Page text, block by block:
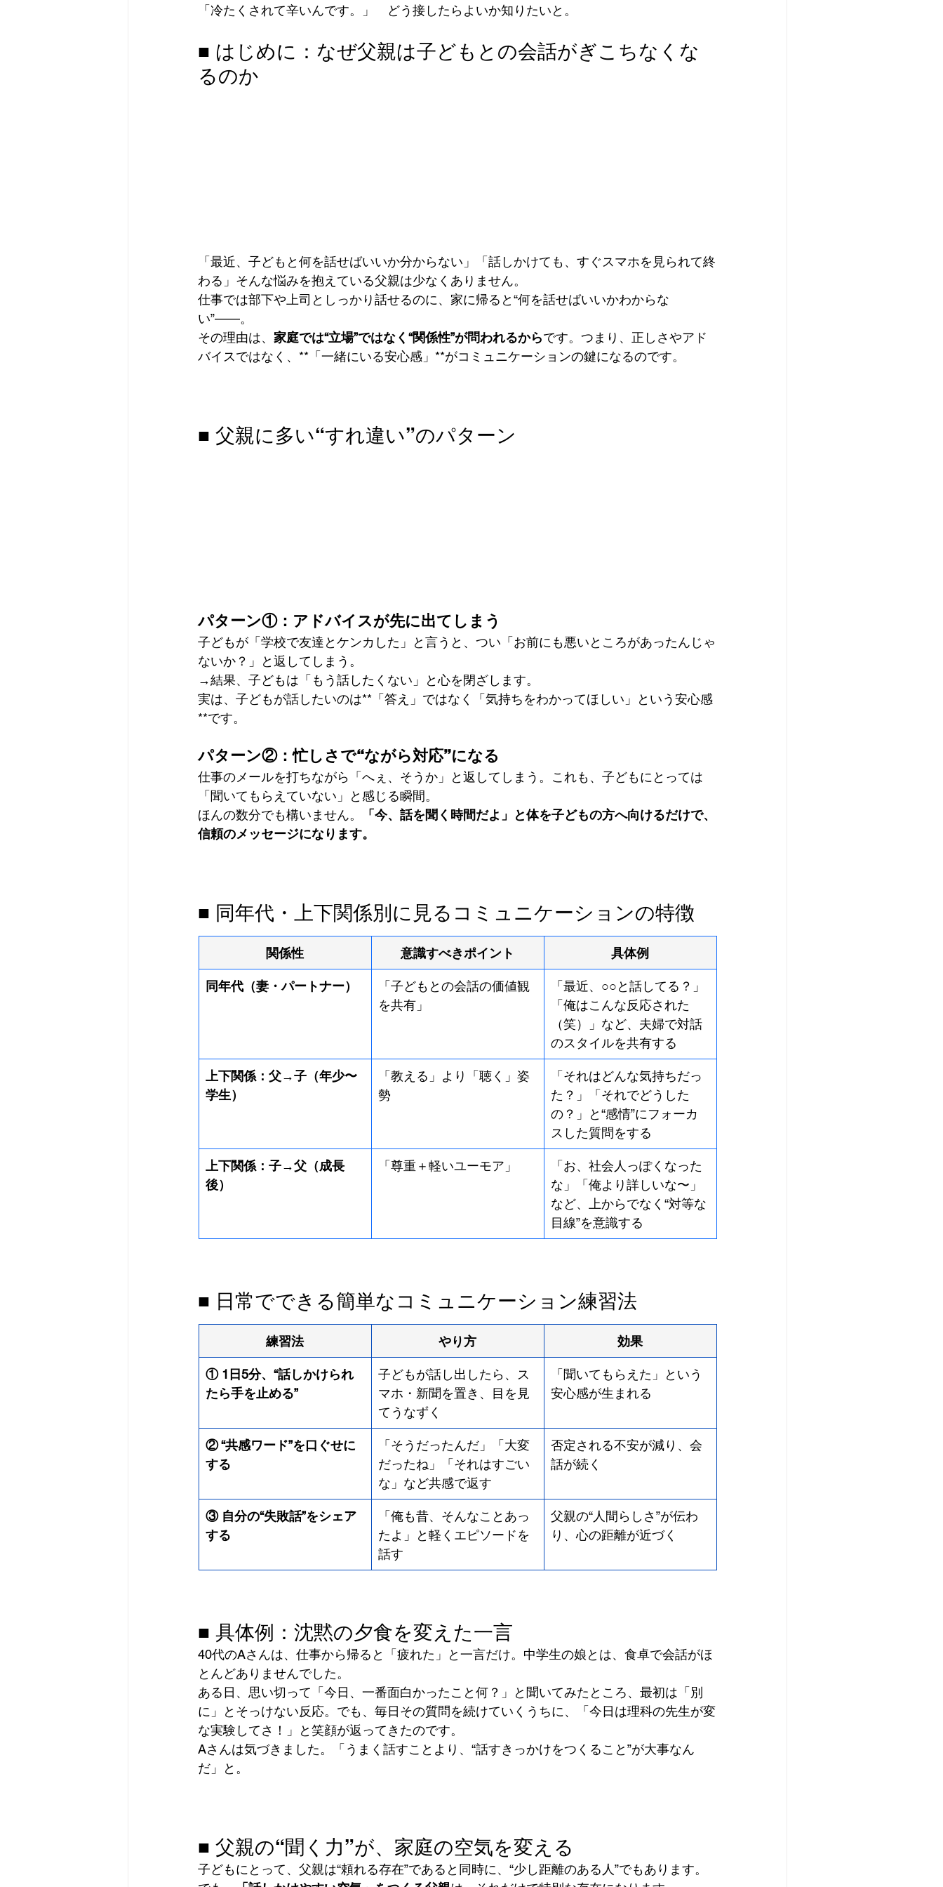
「冷たくされて辛いんです。」　どう接したらよいか知りたいと。
■ はじめに：なぜ父親は子どもとの会話がぎこちなくな
るのか
「最近、子どもと何を話せばいいか分からない」「話しかけても、すぐスマホを見られて終
わる」そんな悩みを抱えている父親は少なくありません。
仕事では部下や上司としっかり話せるのに、家に帰ると“何を話せばいいかわからな
い”——。
その理由は、 家庭では“立場”ではなく“関係性”が問われるからです。つまり、正しさやアド
バイスではなく、**「一緒にいる安心感」**がコミュニケーションの鍵になるのです。
■ 父親に多い“すれ違い”のパターン
パターン①：アドバイスが先に出てしまう
子どもが「学校で友達とケンカした」と言うと、つい「お前にも悪いところがあったんじゃ
ないか？」と返してしまう。
→結果、子どもは「もう話したくない」と心を閉ざします。
実は、子どもが話したいのは**「答え」ではなく「気持ちをわかってほしい」という安心感
**です。
パターン②：忙しさで“ながら対応”になる
仕事のメールを打ちながら「へぇ、そうか」と返してしまう。これも、子どもにとっては
「聞いてもらえていない」と感じる瞬間。
ほんの数分でも構いません。
「今、話を聞く時間だよ」と体を子どもの方へ向けるだけで、
信頼のメッセージになります。
■ 同年代・上下関係別に見るコミュニケーションの特徴
関係性 意識すべきポイント 具体例
同年代（妻・パートナー）
「子どもとの会話の価値観
を共有」
「最近、○○と話してる？」
「俺はこんな反応された
（笑）」など、夫婦で対話
のスタイルを共有する
上下関係：父→子（年少〜
学生）
「教える」より「聴く」姿
勢
「それはどんな気持ちだっ
た？」「それでどうした
の？」と“感情”にフォーカ
スした質問をする
上下関係：子→父（成長
後）
「尊重＋軽いユーモア」
「お、社会人っぽくなった
な」「俺より詳しいな〜」
など、上からでなく“対等な
目線”を意識する
■ 日常でできる簡単なコミュニケーション練習法
練習法 やり方 効果
① 1日5分、“話しかけられ
たら手を止める”
子どもが話し出したら、ス
マホ・新聞を置き、目を見
てうなずく
「聞いてもらえた」という
安心感が生まれる
② “共感ワード”を口ぐせに
する
「そうだったんだ」「大変
だったね」「それはすごい
な」など共感で返す
否定される不安が減り、会
話が続く
③ 自分の“失敗話”をシェア
する
「俺も昔、そんなことあっ
たよ」と軽くエピソードを
話す
父親の“人間らしさ”が伝わ
り、心の距離が近づく
■ 具体例：沈黙の夕食を変えた一言
40代のAさんは、仕事から帰ると「疲れた」と一言だけ。中学生の娘とは、食卓で会話がほ
とんどありませんでした。
ある日、思い切って「今日、一番面白かったこと何？」と聞いてみたところ、最初は「別
に」とそっけない反応。でも、毎日その質問を続けていくうちに、「今日は理科の先生が変
な実験してさ！」と笑顔が返ってきたのです。
Aさんは気づきました。「うまく話すことより、“話すきっかけをつくること”が大事なん
だ」と。
■ 父親の“聞く力”が、家庭の空気を変える
子どもにとって、父親は“頼れる存在”であると同時に、“少し距離のある人”でもあります。